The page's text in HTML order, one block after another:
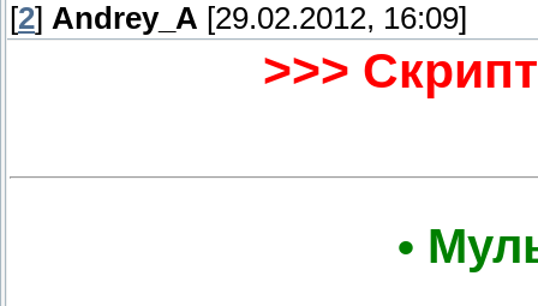
[2] Andrey_A [29.02.2012, 16:09]
>>>
•